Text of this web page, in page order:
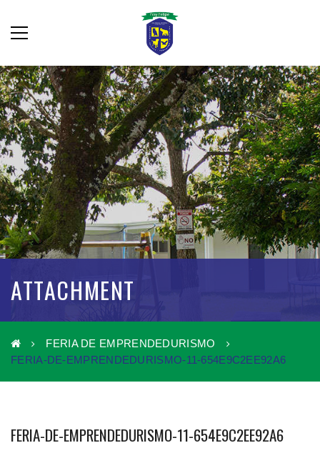
ATTACHMENT
FERIA DE EMPRENDEDURISMO
FERIA-DE-EMPRENDEDURISMO-11-654E9C2EE92A6
FERIA-DE-EMPRENDEDURISMO-11-654E9C2EE92A6